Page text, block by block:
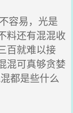
容易，光是
料还有混混收
百就难以接
混可真够贪婪
都是些什么